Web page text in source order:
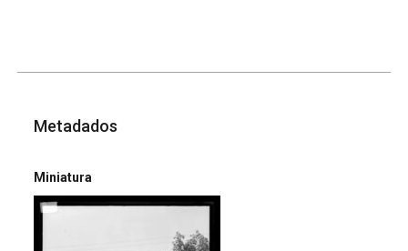
Metadados
Miniatura